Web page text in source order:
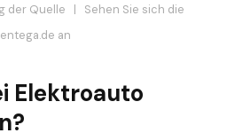
der Quelle | Sehen Sie sich die
an
Elektroauto